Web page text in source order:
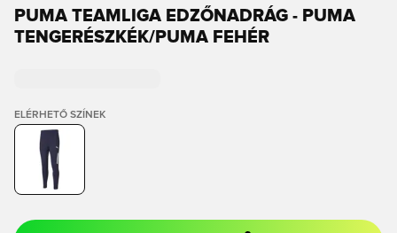
PUMA TEAMLIGA EDZŐNADRÁG - PUMA
TENGERÉSZKÉK/PUMA FEHÉR
ELÉRHETŐ SZÍNEK